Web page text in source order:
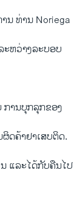
ນ ທ່ານ Noriega
ະຫວ່າງ​ລະບອບ​
ການ​ບຸກລຸກ​ຂອງ​
ດຄ້າ​ຢາ​ເສບ​ຕິດ.
ແລະ​ໄດ້​ກັບ​ຄືນ​ໄປ